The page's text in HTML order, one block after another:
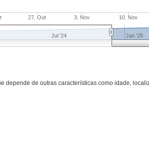
27. Out 3. Nov 10. Nov
Jul '24 Jan '25
depende de outras características como idade,